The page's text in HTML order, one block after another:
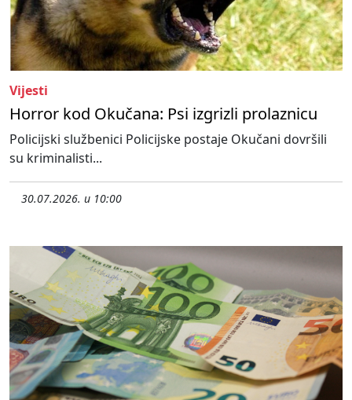
Vijesti
Horror kod Okučana: Psi izgrizli prolaznicu
Policijski službenici Policijske postaje Okučani dovršili
su kriminalisti...
30.07.2026. u 10:00